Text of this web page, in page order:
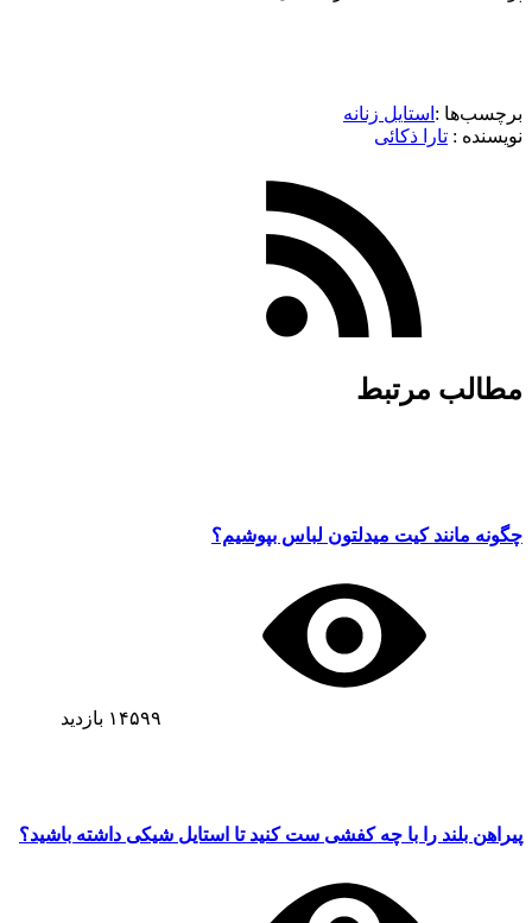
برچسب‌ها : استایل زنانه
نویسنده :‌ تارا ذکائی
مطالب مرتبط
چگونه مانند کیت میدلتون لباس بپوشیم؟
۱۴۵۹۹ بازدید
پیراهن بلند را با چه کفشی ست کنید تا استایل شیکی داشته باشید؟